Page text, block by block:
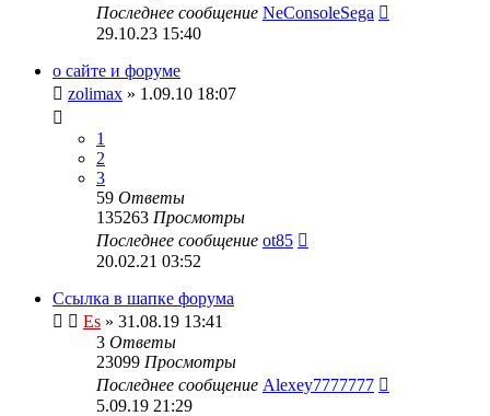
Последнее сообщение NeConsoleSega
29.10.23 15:40
о сайте и форуме
zolimax » 1.09.10 18:07
1
2
3
59 Ответы
135263 Просмотры
Последнее сообщение ot85
20.02.21 03:52
Ссылка в шапке форума
Es » 31.08.19 13:41
3 Ответы
23099 Просмотры
Последнее сообщение Alexey7777777
5.09.19 21:29